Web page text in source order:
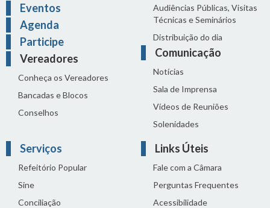
Eventos
Agenda
Participe
Vereadores
Conheça os Vereadores
Bancadas e Blocos
Conselhos
Audiências Públicas, Visitas
Técnicas e Seminários
Distribuição do dia
Comunicação
Notícias
Sala de Imprensa
Vídeos de Reuniões
Solenidades
Serviços
Refeitório Popular
Sine
Conciliação
Links Úteis
Fale com a Câmara
Perguntas Frequentes
Acessibilidade